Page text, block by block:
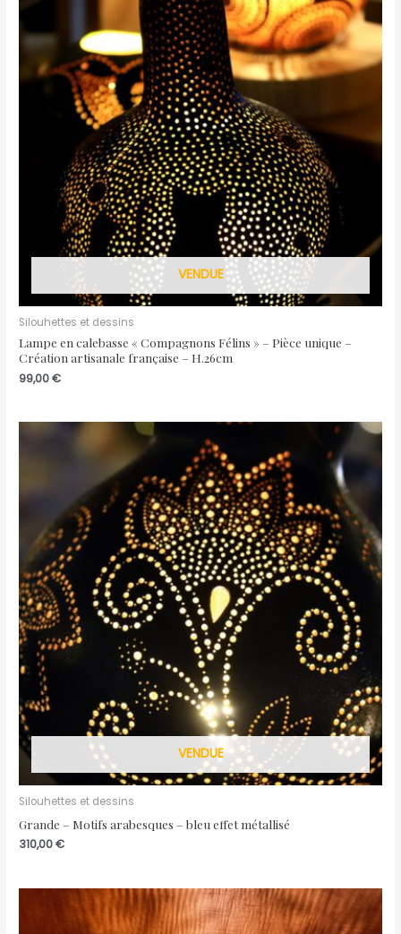
VENDUE
Silouhettes et dessins
Lampe en calebasse « Compagnons Félins » – Pièce unique –
Création artisanale française – H.26cm
99,00€
VENDUE
Silouhettes et dessins
Grande – Motifs arabesques – bleu effet métallisé
310,00€